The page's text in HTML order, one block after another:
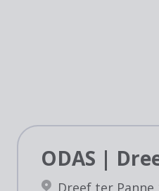
ODAS |
Dreef ter Panne